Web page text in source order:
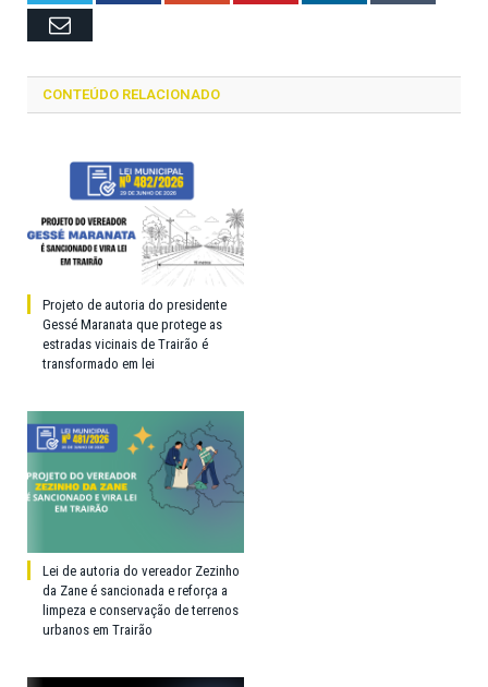
Email
CONTEÚDO RELACIONADO
Projeto de autoria do presidente
Gessé Maranata que protege as
estradas vicinais de Trairão é
transformado em lei
Lei de autoria do vereador Zezinho
da Zane é sancionada e reforça a
limpeza e conservação de terrenos
urbanos em Trairão